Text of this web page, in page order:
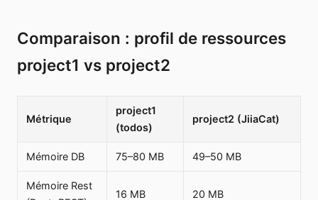
Comparaison : profil de ressources
project1 vs project2
Métrique
project1
(todos)
project2 (JiiaCat)
Mémoire DB 75–80 MB 49–50 MB
Mémoire Rest
16 MB 20 MB